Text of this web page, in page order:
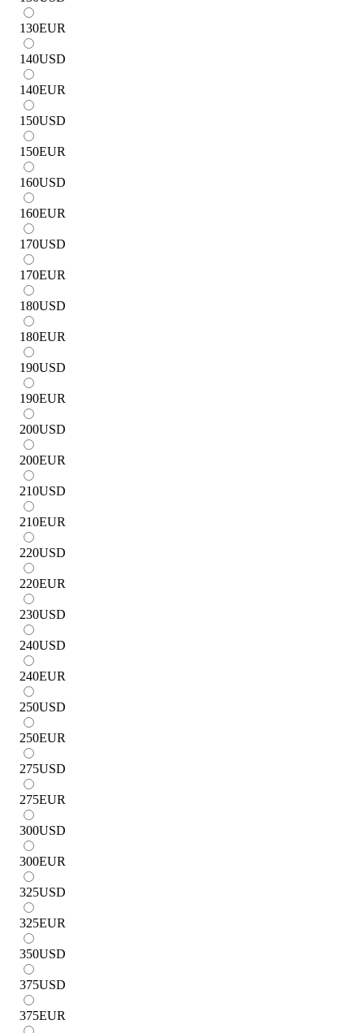
130EUR
140USD
140EUR
150USD
150EUR
160USD
160EUR
170USD
170EUR
180USD
180EUR
190USD
190EUR
200USD
200EUR
210USD
210EUR
220USD
220EUR
230USD
240USD
240EUR
250USD
250EUR
275USD
275EUR
300USD
300EUR
325USD
325EUR
350USD
375USD
375EUR